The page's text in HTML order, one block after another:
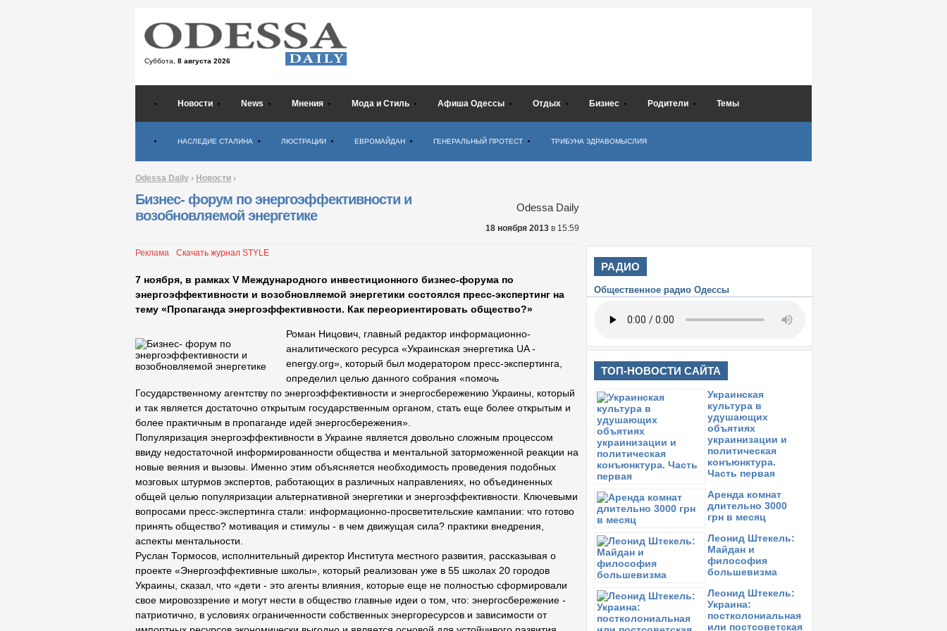
Суббота, 8 августа 2026
Новости News Мнения Мода и Стиль Афиша Одессы Отдых Бизнес Родители Темы
НАСЛЕДИЕ СТАЛИНА ЛЮСТРАЦИИ ЕВРОМАЙДАН ГЕНЕРАЛЬНЫЙ ПРОТЕСТ ТРИБУНА ЗДРАВОМЫСЛИЯ
Odessa Daily › Новости ›
Бизнес- форум по энергоэффективности и
возобновляемой энергетике
Odessa Daily
18 ноября 2013 в 15:59
Реклама Скачать журнал STYLE
7 ноября, в рамках V Международного инвестиционного бизнес-форума по
энергоэффективности и возобновляемой энергетики состоялся пресс-экспертинг на
тему «Пропаганда энергоэффективности. Как переориентировать общество?»
Роман Ницович, главный редактор информационно-
аналитического ресурса «Украинская энергетика UA -
energy.org», который был модератором пресс-экспертинга,
определил целью данного собрания «помочь
Государственному агентству по энергоэффективности и энергосбережению Украины, который
и так является достаточно открытым государственным органом, стать еще более открытым и
более практичным в пропаганде идей энергосбережения».
Популяризация энергоэффективности в Украине является довольно сложным процессом
ввиду недостаточной информированности общества и ментальной заторможенной реакции на
новые веяния и вызовы. Именно этим объясняется необходимость проведения подобных
мозговых штурмов экспертов, работающих в различных направлениях, но объединенных
общей целью популяризации альтернативной энергетики и энергоэффективности. Ключевыми
вопросами пресс-экспертинга стали: информационно-просветительские кампании: что готово
принять общество? мотивация и стимулы - в чем движущая сила? практики внедрения,
аспекты ментальности.
Руслан Тормосов, исполнительный директор Института местного развития, рассказывая о
проекте «Энергоэффективные школы», который реализован уже в 55 школах 20 городов
Украины, сказал, что «дети - это агенты влияния, которые еще не полностью сформировали
свое мировоззрение и могут нести в общество главные идеи о том, что: энергосбережение -
патриотично, в условиях ограниченности собственных энергоресурсов и зависимости от
РАДИО
Общественное радио Одессы
ТОП-НОВОСТИ САЙТА
Украинская
культура в
удушающих
объятиях
украинизации и
политическая
конъюнктура.
Часть первая
Аренда комнат
длительно 3000
грн в месяц
Леонид Штекель:
Майдан и
философия
большевизма
Леонид Штекель:
Украина:
постколониальная
или постсоветская